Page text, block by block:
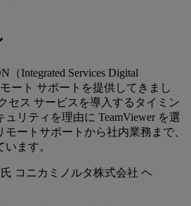
Integrated Services Digital
ート サポートを提供してきまし
セス サービスを導入するタイミン
リティを理由に TeamViewer を選
ートサポートから社内業務まで、
ます。
コニカミノルタ株式会社 ヘ